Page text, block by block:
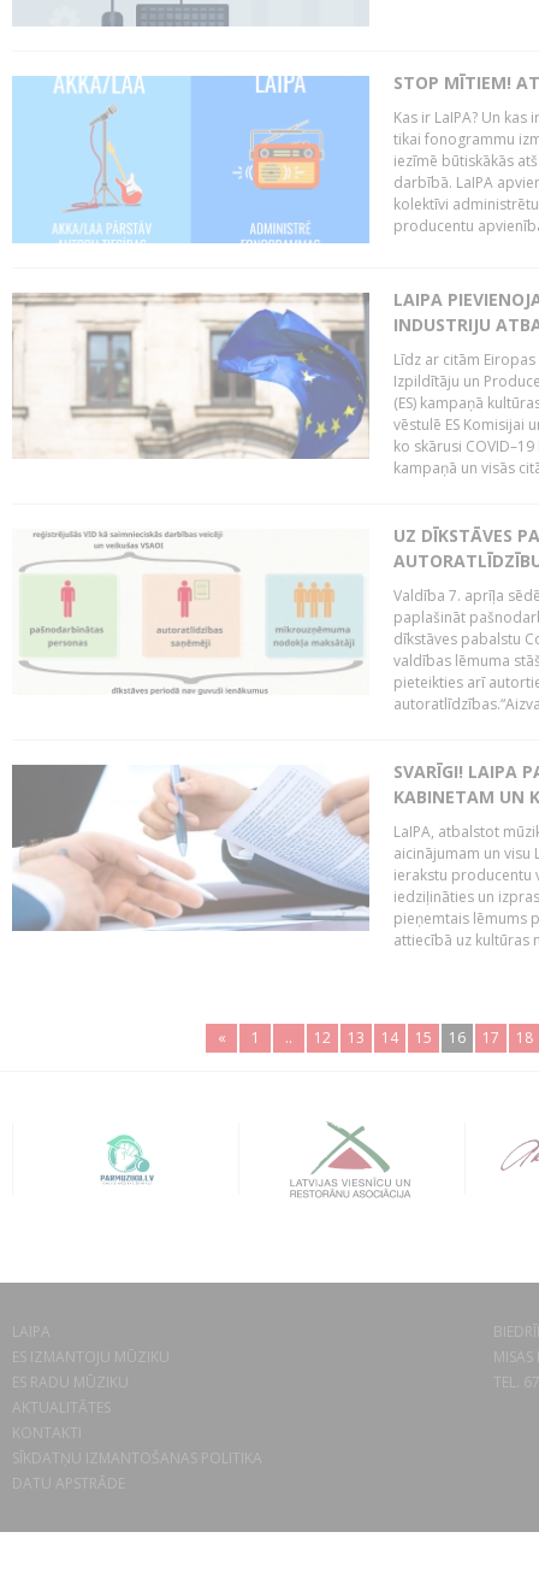
STOP MĪTIEM!
Kas ir LaIPA? Un
tikai fonogrammu
iezīmē būtiskākās
darbībā. LaIPA
kolektīvi
producentu
LAIPA
INDUSTRIJU
Līdz ar citām
Izpildītāju un
(ES) kampaņā
vēstulē ES Komisijai
ko skārusi
kampaņā un visās
UZ DĪKSTĀVES
Valdība 7. aprīļa
paplašināt
dīkstāves pabalstu
valdības lēmuma
pieteikties arī
SVARĪGI! LAIPA
KABINETAM UN
LaIPA, atbalstot
aicinājumam un visu
ierakstu producentu
iedziļināties un
pieņemtais lēmums
attiecībā uz kultūras
« 1 .. 12 13 14 15 16 17 18
LAIPA
ES IZMANTOJU MŪZIKU
ES RADU MŪZIKU
AKTUALITĀTES
KONTAKTI
SĪKDATŅU IZMANTOŠANAS POLITIKA
DATU APSTRĀDE
TEL.